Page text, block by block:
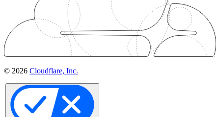
© 2026 Cloudflare, Inc.